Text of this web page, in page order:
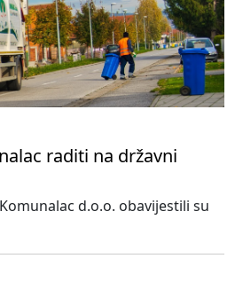
raditi na državni
d.o.o. obavijestili su